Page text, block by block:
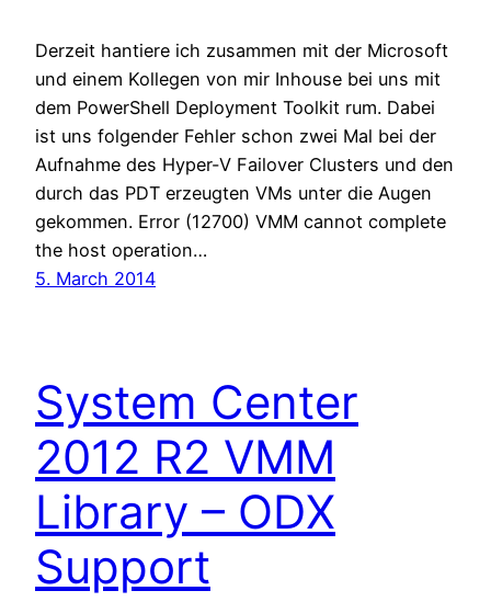
Derzeit hantiere ich zusammen mit der Microsoft
und einem Kollegen von mir Inhouse bei uns mit
dem PowerShell Deployment Toolkit rum. Dabei
ist uns folgender Fehler schon zwei Mal bei der
Aufnahme des Hyper-V Failover Clusters und den
durch das PDT erzeugten VMs unter die Augen
gekommen. Error (12700) VMM cannot complete
the host operation…
5. March 2014
System Center
2012 R2 VMM
Library – ODX
Support